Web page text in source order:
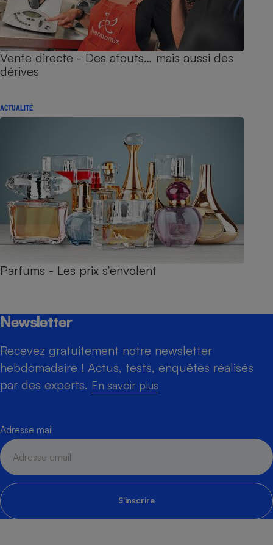
Vente directe - Des atouts… mais aussi des
dérives
ACTUALITÉ
Parfums - Les prix s’envolent
Newsletter
Recevez gratuitement notre newsletter
hebdomadaire ! Actus, tests, enquêtes réalisés
par des experts. En savoir plus
Adresse mail
S'inscrire